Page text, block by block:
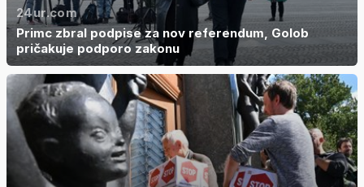
24ur.com
Primc zbral podpise za nov referendum, Golob
pričakuje podporo zakonu